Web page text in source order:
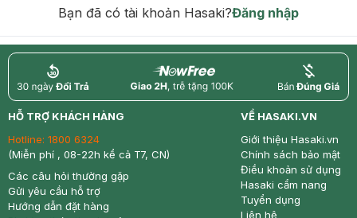
Bạn đã có tài khoản Hasaki?Đăng nhập
return nowfree price
HỖ TRỢ KHÁCH HÀNG
Hotline: 1800 6324
(Miễn phí , 08-22h kể cả T7, CN)
Các câu hỏi thường gặp
Gửi yêu cầu hỗ trợ
Hướng dẫn đặt hàng
VỀ HASAKI.VN
Giới thiệu Hasaki.vn
Chính sách bảo mật
Điều khoản sử dụng
Hasaki cẩm nang
Tuyển dụng
Liên hệ